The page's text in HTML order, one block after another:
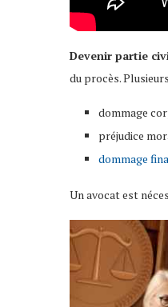
Devenir partie
du procès.
dommage
préjudice
dommage
Un avocat est